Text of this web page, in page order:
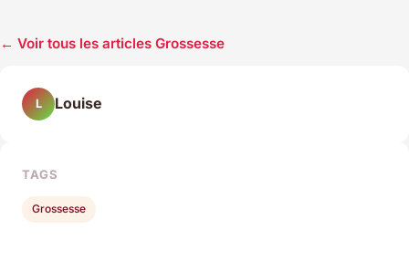
← Voir tous les articles Grossesse
L Louise
TAGS
Grossesse